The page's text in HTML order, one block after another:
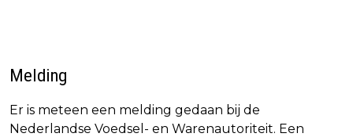
Melding
Er is meteen een melding gedaan bij de
Nederlandse Voedsel- en Warenautoriteit. Een